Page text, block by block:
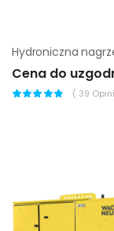
Cena do
( 39